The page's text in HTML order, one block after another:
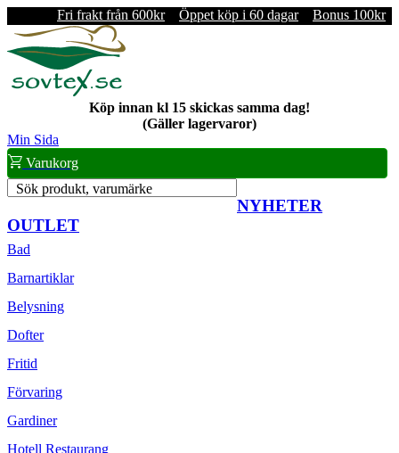
Fri frakt från 600kr Öppet köp i 60 dagar Bonus 100kr
Köp innan kl 15 skickas samma dag!
(Gäller lagervaror)
Min Sida
Varukorg
Sök produkt, varumärke
NYHETER
OUTLET
Bad
Barnartiklar
Belysning
Dofter
Fritid
Förvaring
Gardiner
Hotell Restaurang